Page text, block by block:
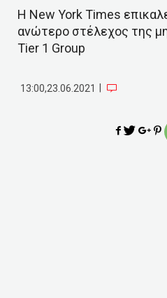
Η New York Times
ανώτερο στέλεχος της
Tier 1 Group
13:00,23.06.2021